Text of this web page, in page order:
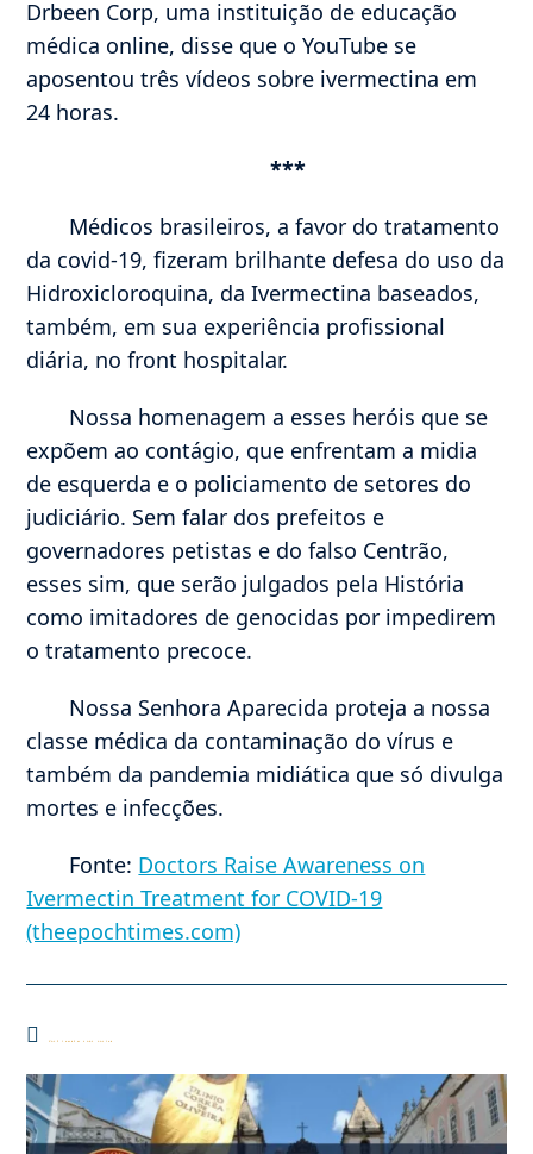
Drbeen Corp, uma instituição de educação
médica online, disse que o YouTube se
aposentou três vídeos sobre ivermectina em
24 horas.
***
Médicos brasileiros, a favor do tratamento
da covid-19, fizeram brilhante defesa do uso da
Hidroxicloroquina, da Ivermectina baseados,
também, em sua experiência profissional
diária, no front hospitalar.
Nossa homenagem a esses heróis que se
expõem ao contágio, que enfrentam a midia
de esquerda e o policiamento de setores do
judiciário. Sem falar dos prefeitos e
governadores petistas e do falso Centrão,
esses sim, que serão julgados pela História
como imitadores de genocidas por impedirem
o tratamento precoce.
Nossa Senhora Aparecida proteja a nossa
classe médica da contaminação do vírus e
também da pandemia midiática que só divulga
mortes e infecções.
Fonte: Doctors Raise Awareness on
Ivermectin Treatment for COVID-19
(theepochtimes.com)
Você também pode gostar